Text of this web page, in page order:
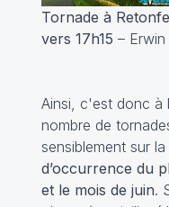
Tornade à
vers 17h15 – Erwin
Ainsi, c'est donc à
nombre de
sensiblement sur
d’occurrence du
et le mois de juin.